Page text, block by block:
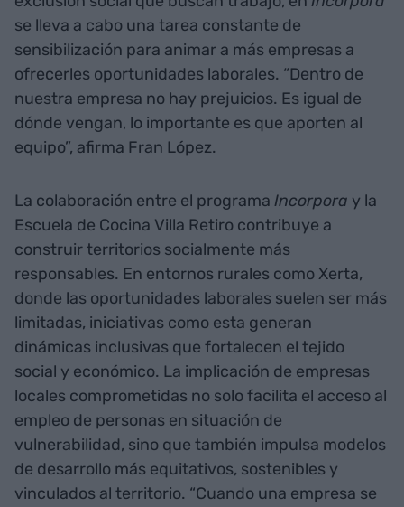
se lleva a cabo una tarea constante de
sensibilización para animar a más empresas a
ofrecerles oportunidades laborales. “Dentro de
nuestra empresa no hay prejuicios. Es igual de
dónde vengan, lo importante es que aporten al
equipo”, afirma Fran López.
La colaboración entre el programa Incorpora y la
Escuela de Cocina Villa Retiro contribuye a
construir territorios socialmente más
responsables. En entornos rurales como Xerta,
donde las oportunidades laborales suelen ser más
limitadas, iniciativas como esta generan
dinámicas inclusivas que fortalecen el tejido
social y económico. La implicación de empresas
locales comprometidas no solo facilita el acceso al
empleo de personas en situación de
vulnerabilidad, sino que también impulsa modelos
de desarrollo más equitativos, sostenibles y
vinculados al territorio. “Cuando una empresa se